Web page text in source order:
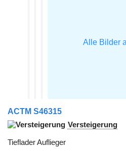
ACTM S46315
Versteigerung
Tieflader Auflieger